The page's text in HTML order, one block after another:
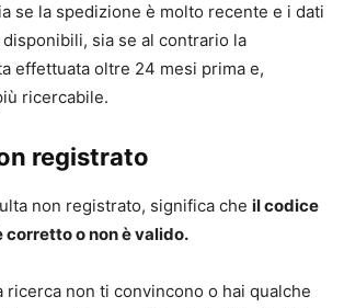
se la spedizione è molto recente e i dati
sia se al contrario la
effettuata oltre 24 mesi prima e,
ricercabile.
registrato
non registrato, significa che il codice
corretto o non è valido.
ricerca non ti convincono o hai qualche